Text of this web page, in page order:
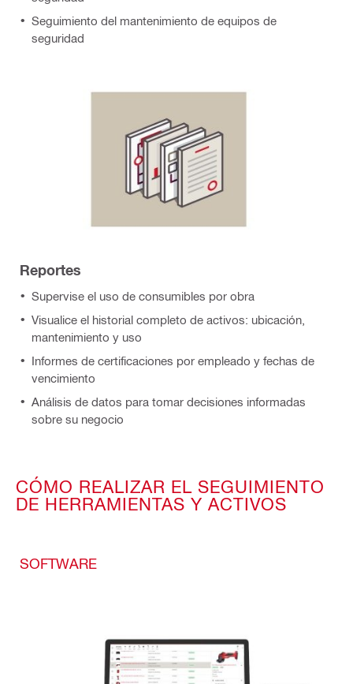
Seguimiento del mantenimiento de equipos de
seguridad
Reportes
Supervise el uso de consumibles por obra
Visualice el historial completo de activos: ubicación,
mantenimiento y uso
Informes de certificaciones por empleado y fechas de
vencimiento
Análisis de datos para tomar decisiones informadas
sobre su negocio
CÓMO REALIZAR EL SEGUIMIENTO
DE HERRAMIENTAS Y ACTIVOS
SOFTWARE